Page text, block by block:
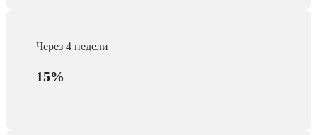
Через 4 недели
15%